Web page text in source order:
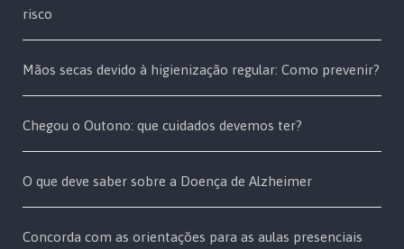
risco
Mãos secas devido à higienização regular: Como prevenir?
Chegou o Outono: que cuidados devemos ter?
O que deve saber sobre a Doença de Alzheimer
Concorda com as orientações para as aulas presenciais